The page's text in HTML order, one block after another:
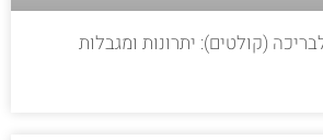
(קולטים): יתרונות ומגבלות